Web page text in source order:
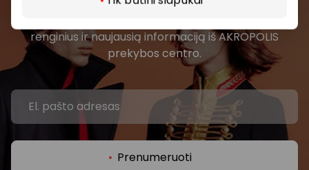
renginius ir naujausią informaciją iš AKROPOLIS
prekybos centro.
Prenumeruoti